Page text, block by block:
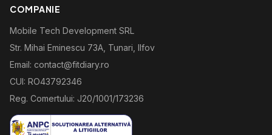
COMPANIE
Mobile Tech Development SRL
Str. Mihai Eminescu 73A, Tunari, Ilfov
Email: contact@fitdiary.ro
CUI: RO43792346
Reg. Comertului: J20/1001/173236